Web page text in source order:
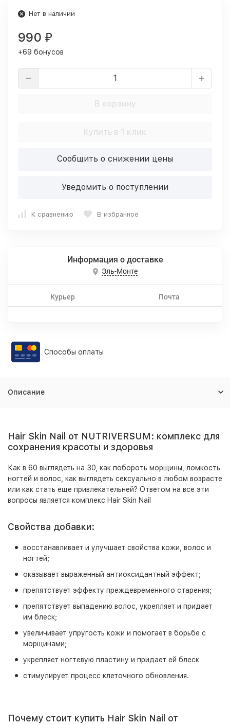
Нет в наличии
990 ₽
+69 бонусов
В корзину
Купить в 1 клик
Сообщить о снижении цены
Уведомить о поступлении
К сравнению В избранное
Информация о доставке
Эль-Монте
Курьер Почта
Способы оплаты
Описание
Hair Skin Nail от NUTRIVERSUM: комплекс для
сохранения красоты и здоровья
Как в 60 выглядеть на 30, как побороть морщины, ломкость
ногтей и волос, как выглядеть сексуально в любом возрасте
или как стать еще привлекательней? Ответом на все эти
вопросы является комплекс Hair Skin Nail
Свойства добавки:
восстанавливает и улучшает свойства кожи, волос и
ногтей;
оказывает выраженный антиоксидантный эффект;
препятствует эффекту преждевременного старения;
препятствует выпадению волос, укрепляет и придает
им блеск;
увеличивает упругость кожи и помогает в борьбе с
морщинами;
укрепляет ногтевую пластину и придает ей блеск
стимулирует процесс клеточного обновления.
Почему стоит купить Hair Skin Nail от